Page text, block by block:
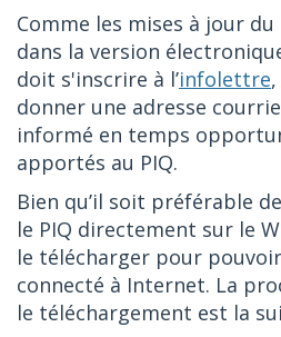
Comme les mises à jour
dans la version
doit s'inscrire à l’infolettre
donner une adresse
informé en temps
apportés au PIQ.
Bien qu’il soit préférable
le PIQ directement sur le
le télécharger pour
connecté à Internet. La
le téléchargement est la